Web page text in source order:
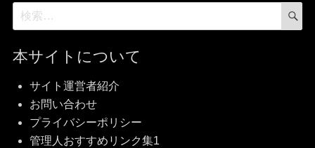
検
索
対
象:
本サイトについて
サイト運営者紹介
お問い合わせ
プライバシーポリシー
管理人おすすめリンク集1